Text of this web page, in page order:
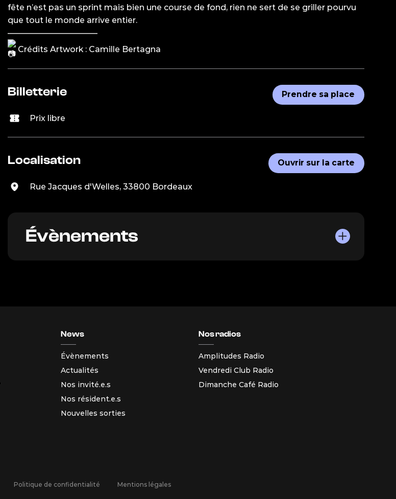
fête n’est pas un sprint mais bien une course de fond, rien ne sert de se griller pourvu
que tout le monde arrive entier.
———————————
Crédits Artwork : Camille Bertagna
Billetterie Prendre sa place
Prix libre
Localisation Ouvrir sur la carte
Rue Jacques d'Welles, 33800 Bordeaux
Évènements
News
Évènements
Actualités
Nos invité.e.s
Nos résident.e.s
Nouvelles sorties
Nos radios
Amplitudes Radio
Vendredi Club Radio
Dimanche Café Radio
Politique de confidentialité Mentions légales